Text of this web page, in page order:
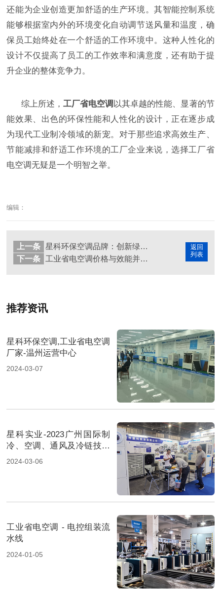
还能为企业创造更加舒适的生产环境。其智能控制系统
能够根据室内外的环境变化自动调节送风量和温度，确
保员工始终处在一个舒适的工作环境中。这种人性化的
设计不仅提高了员工的工作效率和满意度，还有助于提
升企业的整体竞争力。
综上所述， 工厂省电空调 以其卓越的性能、显著的节
能效果、出色的环保性能和人性化的设计，正在逐步成
为现代工业制冷领域的新宠。对于那些追求高效生产、
节能减排和舒适工作环境的工厂企业来说，选择工厂省
电空调无疑是一个明智之举。
编辑：
返回
列表
上一条
星科环保空调品牌：创新绿色制冷，打造舒适新体验
下一条
工业省电空调价格与效能并进：企业节能新选择
推荐资讯
星科环保空调,工业省电空调
厂家-温州运营中心
2024-03-07
星科实业-2023广州国际制
冷、空调、通风及冷链技术
展览会-2
2024-03-06
工业省电空调 - 电控组装流
水线
2024-01-05